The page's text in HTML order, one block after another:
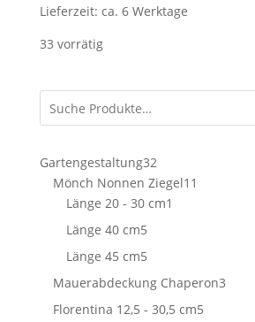
Lieferzeit: ca. 6 Werktage
33 vorrätig
Gartengestaltung3232
Produkte
Mönch Nonnen Ziegel11
Länge 20 - 30 cm1
Länge 40 cm55
Produkte
Länge 45 cm55
Produkte
Mauerabdeckung Chaperon33
Florentina 12,5 - 30,5 cm55